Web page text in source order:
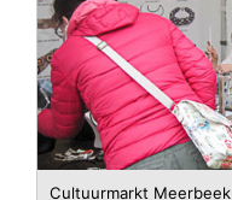
Cultuurmarkt Meerbeek